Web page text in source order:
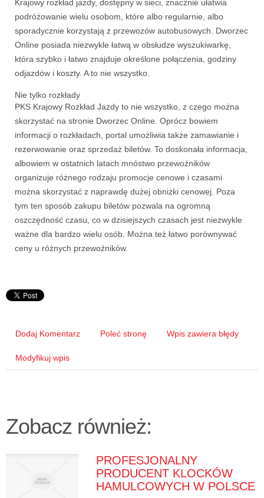
Krajowy rozkład jazdy, dostępny w sieci, znacznie ułatwia
podróżowanie wielu osobom, które albo regularnie, albo
sporadycznie korzystają z przewozów autobusowych. Dworzec
Online posiada niezwykle łatwą w obsłudze wyszukiwarkę,
która szybko i łatwo znajduje określone połączenia, godziny
odjazdów i koszty. A to nie wszystko.
Nie tylko rozkłady
PKS Krajowy Rozkład Jazdy to nie wszystko, z czego można
skorzystać na stronie Dworzec Online. Oprócz bowiem
informacji o rozkładach, portal umożliwia także zamawianie i
rezerwowanie oraz sprzedaż biletów. To doskonała informacja,
albowiem w ostatnich latach mnóstwo przewoźników
organizuje różnego rodzaju promocje cenowe i czasami
można skorzystać z naprawdę dużej obniżki cenowej. Poza
tym ten sposób zakupu biletów pozwala na ogromną
oszczędność czasu, co w dzisiejszych czasach jest niezwykle
ważne dla bardzo wielu osób. Można też łatwo porównywać
ceny u różnych przewoźników.
Dodaj Komentarz Poleć stronę Wpis zawiera błędy
Modyfikuj wpis
Zobacz również:
PROFESJONALNY
PRODUCENT KLOCKÓW
HAMULCOWYCH W POLSCE